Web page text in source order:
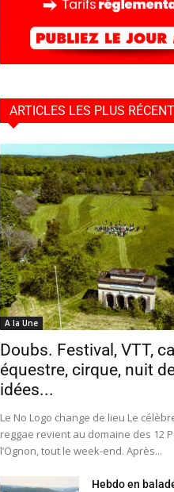
ARTICLES LES PLUS
A la Une
Doubs. Festival, VTT,
équestre, cirque, nuit
idées...
Le No Logo change de lieu Le
reggae revient au domaine des 12
l’Ognon, tout le week-end. Après...
Hebdo en